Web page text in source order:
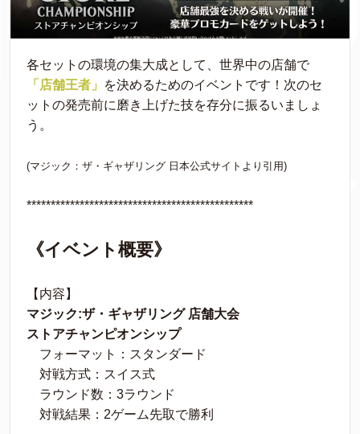
各セットの環境の集大成として、世界中の店舗で
「店舗王者」
を決めるためのイベントです！次のセ
ットの発売前に磨き上げた技を存分に振るいましょ
う。
(マジック：ザ・ギャザリング 日本公式サイトより引用)
***********************************************
《イベント概要》
【内容】
マジック:ザ・ギャザリング 店舗大会
ストアチャンピオンシップ
フォーマット：スタンダード
対戦方式：スイス式
ラウンド数：3ラウンド
対戦結果：2ゲーム先取で勝利